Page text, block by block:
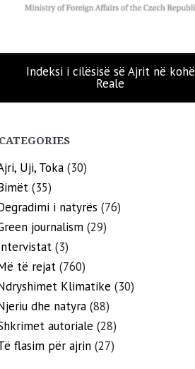
Indeksi i cilësisë së Ajrit në kohë
Reale
CATEGORIES
Uji, Toka (30)
(35)
i natyrës (76)
journalism (29)
(3)
të rejat (760)
Klimatike (30)
dhe natyra (88)
autoriale (28)
flasim për ajrin (27)